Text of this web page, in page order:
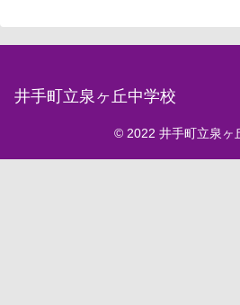
井手町立泉ヶ丘中学校
© 2022 井手町立泉ヶ